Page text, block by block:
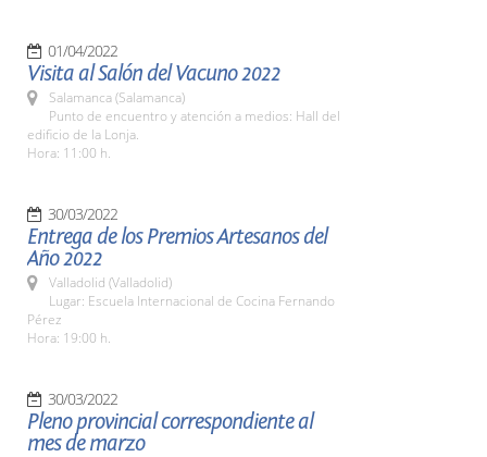
01/04/2022
Visita al Salón del Vacuno 2022
Salamanca (Salamanca)
Punto de encuentro y atención a medios: Hall del
edificio de la Lonja.
Hora: 11:00 h.
30/03/2022
Entrega de los Premios Artesanos del
Año 2022
Valladolid (Valladolid)
Lugar: Escuela Internacional de Cocina Fernando
Pérez
Hora: 19:00 h.
30/03/2022
Pleno provincial correspondiente al
mes de marzo